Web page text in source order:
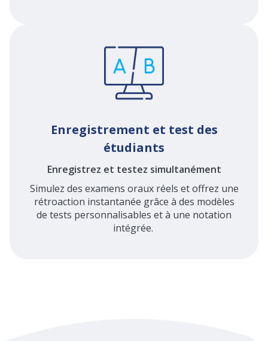
Enregistrement et test des
étudiants
Enregistrez et testez simultanément
Simulez des examens oraux réels et offrez une
rétroaction instantanée grâce à des modèles
de tests personnalisables et à une notation
intégrée.